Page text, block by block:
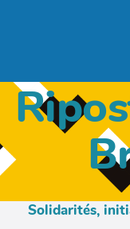
Solidarités,